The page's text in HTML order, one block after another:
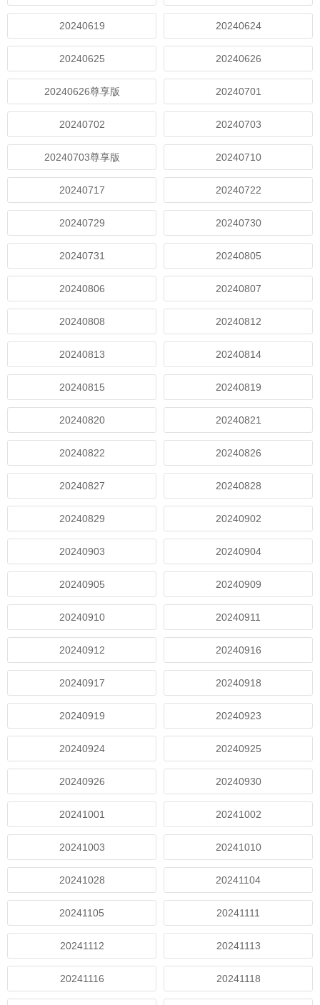
20240619 20240624
20240625 20240626
20240626尊享版 20240701
20240702 20240703
20240703尊享版 20240710
20240717 20240722
20240729 20240730
20240731 20240805
20240806 20240807
20240808 20240812
20240813 20240814
20240815 20240819
20240820 20240821
20240822 20240826
20240827 20240828
20240829 20240902
20240903 20240904
20240905 20240909
20240910 20240911
20240912 20240916
20240917 20240918
20240919 20240923
20240924 20240925
20240926 20240930
20241001 20241002
20241003 20241010
20241028 20241104
20241105 20241111
20241112 20241113
20241116 20241118